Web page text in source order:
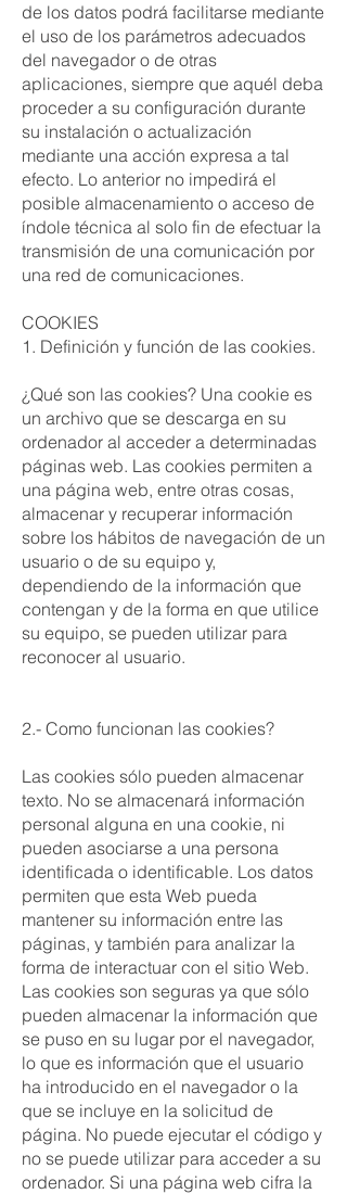
de los datos podrá facilitarse mediante
el uso de los parámetros adecuados
del navegador o de otras
aplicaciones, siempre que aquél deba
proceder a su configuración durante
su instalación o actualización
mediante una acción expresa a tal
efecto. Lo anterior no impedirá el
posible almacenamiento o acceso de
índole técnica al solo fin de efectuar la
transmisión de una comunicación por
una red de comunicaciones.
COOKIES
1. Definición y función de las cookies.
¿Qué son las cookies? Una cookie es
un archivo que se descarga en su
ordenador al acceder a determinadas
páginas web. Las cookies permiten a
una página web, entre otras cosas,
almacenar y recuperar información
sobre los hábitos de navegación de un
usuario o de su equipo y,
dependiendo de la información que
contengan y de la forma en que utilice
su equipo, se pueden utilizar para
reconocer al usuario.
2.- Como funcionan las cookies?
Las cookies sólo pueden almacenar
texto. No se almacenará información
personal alguna en una cookie, ni
pueden asociarse a una persona
identificada o identificable. Los datos
permiten que esta Web pueda
mantener su información entre las
páginas, y también para analizar la
forma de interactuar con el sitio Web.
Las cookies son seguras ya que sólo
pueden almacenar la información que
se puso en su lugar por el navegador,
lo que es información que el usuario
ha introducido en el navegador o la
que se incluye en la solicitud de
página. No puede ejecutar el código y
no se puede utilizar para acceder a su
ordenador. Si una página web cifra la